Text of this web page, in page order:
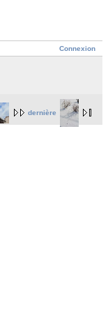
Connexion
dernière